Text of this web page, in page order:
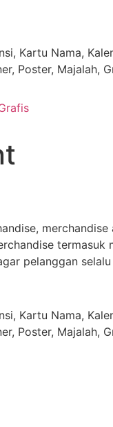
Kartu Nama,
Poster, Majalah,
pelanggan
Kartu Nama,
Poster, Majalah,